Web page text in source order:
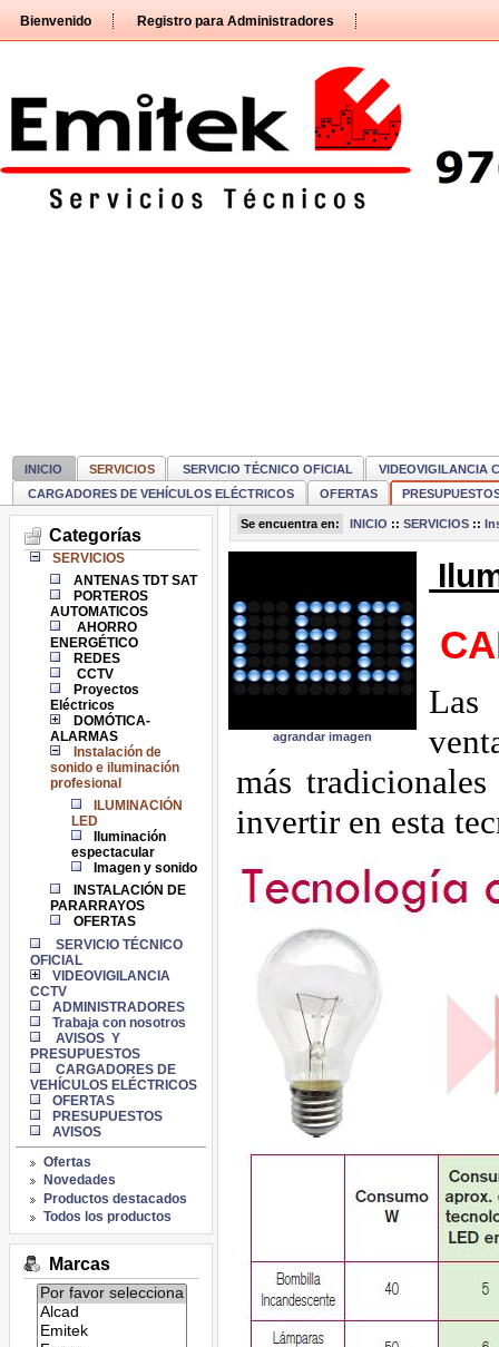
directamente
Bienvenido Registro para Administradores
INICIO SERVICIOS SERVICIO TÉCNICO OFICIAL
VIDEOVIGILANCIA
CARGADORES DE VEHÍCULOS ELÉCTRICOS
OFERTAS
Categorías
SERVICIOS
ANTENAS TDT SAT
PORTEROS
AUTOMATICOS
AHORRO
ENERGÉTICO
REDES
CCTV
Proyectos
Eléctricos
DOMÓTICA-
ALARMAS
Instalación de
sonido e iluminación
profesional
ILUMINACIÓN
LED
Iluminación
espectacular
Imagen y sonido
INSTALACIÓN DE
PARARRAYOS
OFERTAS
SERVICIO TÉCNICO
OFICIAL
VIDEOVIGILANCIA
CCTV
ADMINISTRADORES
Trabaja con nosotros
AVISOS Y
PRESUPUESTOS
CARGADORES DE
VEHÍCULOS ELÉCTRICOS
OFERTAS
PRESUPUESTOS
AVISOS
Ofertas
Novedades
Productos destacados
Todos los productos
Marcas
Listado
de
marcas:
Se encuentra en: INICIO :: SERVICIOS::
agrandar imagen
más
invertir en esta